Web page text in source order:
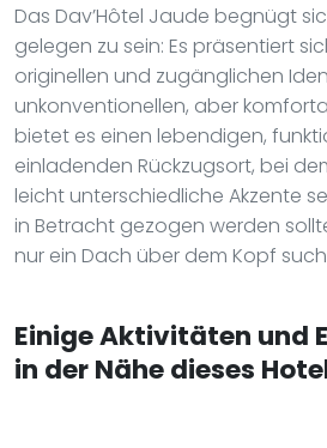
Das Dav’Hôtel Jaude begnügt
gelegen zu sein: Es präsentiert
originellen und zugänglichen
unkonventionellen, aber
bietet es einen lebendigen,
einladenden Rückzugsort, bei
leicht unterschiedliche Akzente
in Betracht gezogen werden
nur ein Dach über dem Kopf
Einige Aktivitäten und
in der Nähe dieses